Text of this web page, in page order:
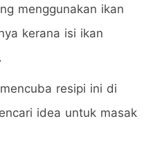
menggunakan ikan
kerana isi ikan
resipi ini di
idea untuk masak